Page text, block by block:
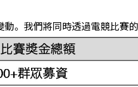
。我們將同時透過電競比賽